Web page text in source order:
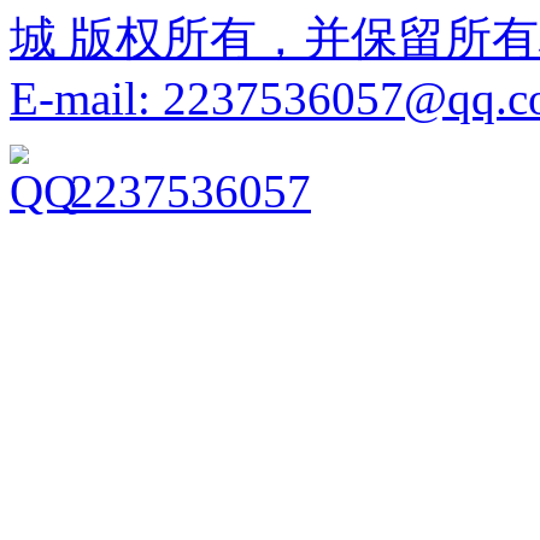
城 版权所有，并保留所
E-mail:
2237536057